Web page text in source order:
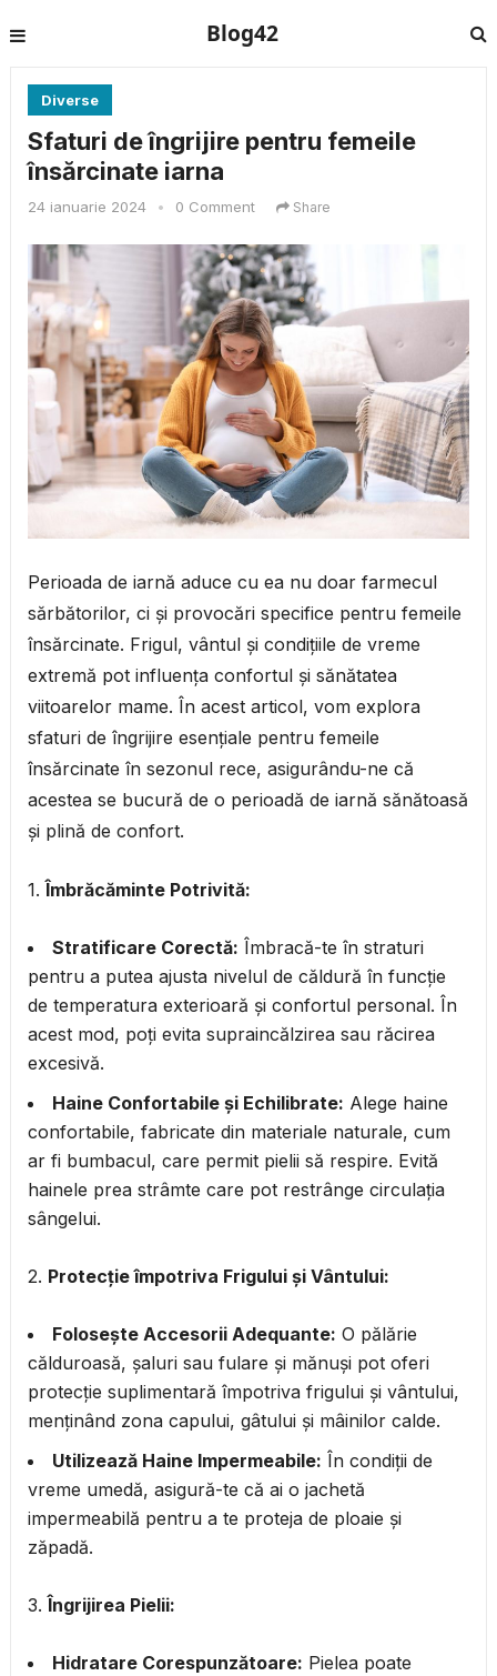
Blog42
Diverse
Sfaturi de îngrijire pentru femeile
însărcinate iarna
24 ianuarie 2024 • 0 Comment Share
Perioada de iarnă aduce cu ea nu doar farmecul
sărbătorilor, ci și provocări specifice pentru femeile
însărcinate. Frigul, vântul și condițiile de vreme
extremă pot influența confortul și sănătatea
viitoarelor mame. În acest articol, vom explora
sfaturi de îngrijire esențiale pentru femeile
însărcinate în sezonul rece, asigurându-ne că
acestea se bucură de o perioadă de iarnă sănătoasă
și plină de confort.
1. Îmbrăcăminte Potrivită:
Stratificare Corectă: Îmbracă-te în straturi
pentru a putea ajusta nivelul de căldură în funcție
de temperatura exterioară și confortul personal. În
acest mod, poți evita supraincălzirea sau răcirea
excesivă.
Haine Confortabile și Echilibrate: Alege haine
confortabile, fabricate din materiale naturale, cum
ar fi bumbacul, care permit pielii să respire. Evită
hainele prea strâmte care pot restrânge circulația
sângelui.
2. Protecție împotriva Frigului și Vântului:
Folosește Accesorii Adequante: O pălărie
călduroasă, șaluri sau fulare și mănuși pot oferi
protecție suplimentară împotriva frigului și vântului,
menținând zona capului, gâtului și mâinilor calde.
Utilizează Haine Impermeabile: În condiții de
vreme umedă, asigură-te că ai o jachetă
impermeabilă pentru a te proteja de ploaie și
zăpadă.
3. Îngrijirea Pielii:
Hidratare Corespunzătoare: Pielea poate